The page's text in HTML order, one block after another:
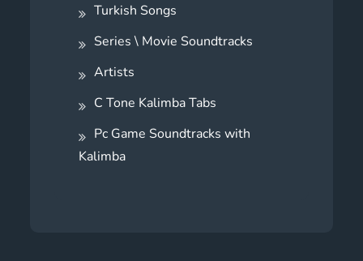
Turkish Songs
Series \ Movie Soundtracks
Artists
C Tone Kalimba Tabs
Pc Game Soundtracks with
Kalimba